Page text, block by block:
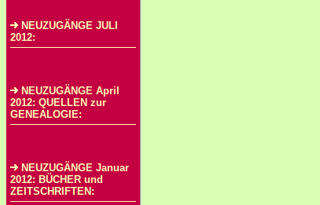
NEUZUGÄNGE JULI
2012:
NEUZUGÄNGE April
2012: QUELLEN zur
GENEALOGIE:
NEUZUGÄNGE Januar
2012: BÜCHER und
ZEITSCHRIFTEN: